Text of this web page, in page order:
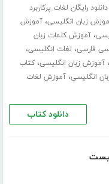
دانلود رایگان لغات پرکاربرد
زبان انگلیسی،آموزش
،آموزش کلمات زبان
فارسی، لغات انگلیسی،
،آموزش زبان انگلیسی،کتاب
انگلیسی،آموزش لغات
دانلود کتاب